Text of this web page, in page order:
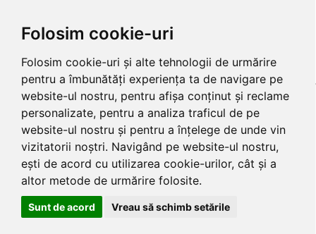
Folosim cookie-uri
Folosim cookie-uri și alte tehnologii de urmărire
pentru a îmbunătăți experiența ta de navigare pe
website-ul nostru, pentru afișa conținut și reclame
personalizate, pentru a analiza traficul de pe
website-ul nostru și pentru a înțelege de unde vin
vizitatorii noștri. Navigând pe website-ul nostru,
ești de acord cu utilizarea cookie-urilor, cât și a
altor metode de urmărire folosite.
Sunt de acord Vreau să schimb setările